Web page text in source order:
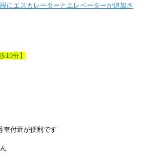
にエスカレーターとエレベーターが追加さ
10分】
車付近が便利です